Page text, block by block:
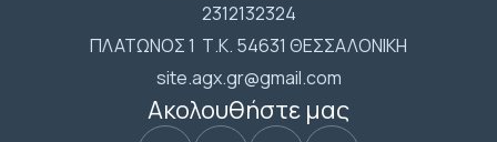
2312132324
ΠΛΑΤΩΝΟΣ 1 Τ.Κ. 54631 ΘΕΣΣΑΛΟΝΙΚΗ
site.agx.gr@gmail.com
Ακολουθήστε μας